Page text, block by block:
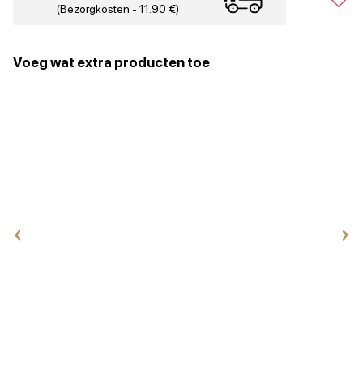
(Bezorgkosten - 11.90 €)
Voeg wat extra producten toe